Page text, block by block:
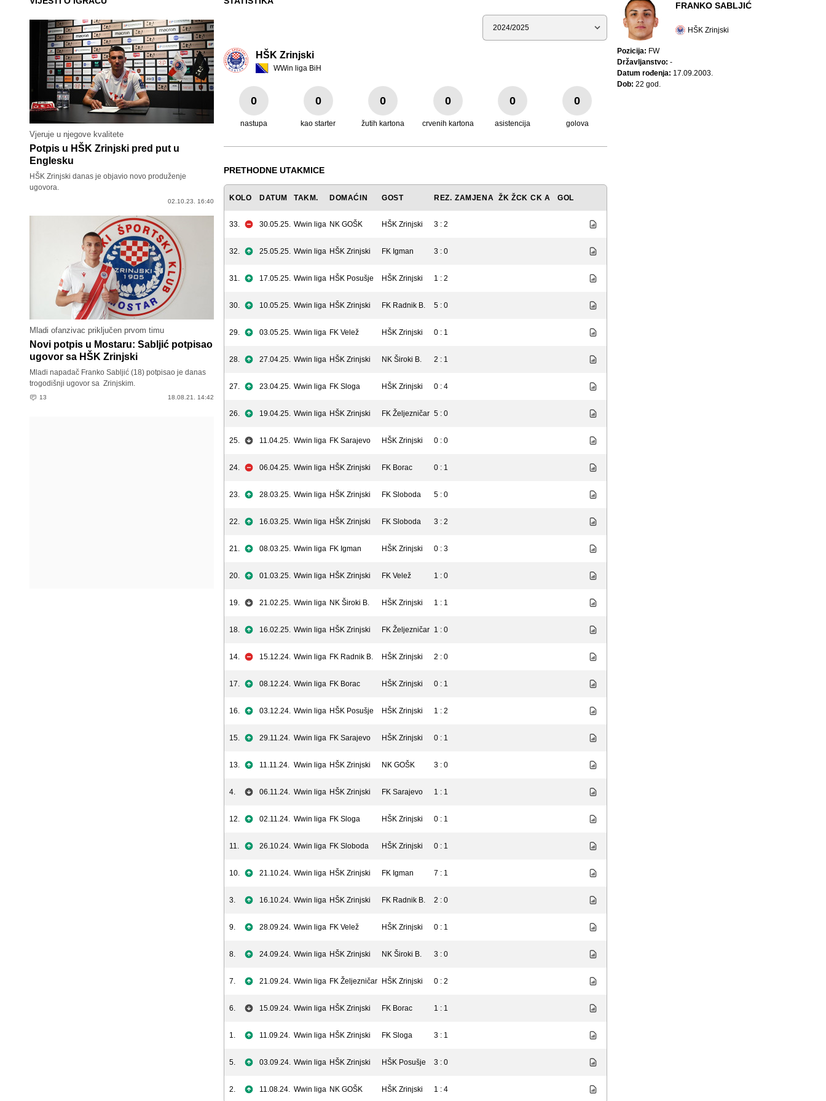
Vjeruje u njegove kvalitete
Potpis u HŠK Zrinjski pred put u
Englesku
HŠK Zrinjski danas je objavio novo produženje
ugovora.
02.10.23. 16:40
Mladi ofanzivac priključen prvom timu
Novi potpis u Mostaru: Sabljić potpisao
ugovor sa HŠK Zrinjski
Mladi napadač Franko Sabljić (18) potpisao je danas
trogodišnji ugovor sa Zrinjskim.
13 18.08.21. 14:42
Sezona
HŠK Zrinjski
WWin liga BiH
0
nastupa
0
kao starter
0
žutih kartona
0
crvenih kartona
0
asistencija
0
golova
PRETHODNE UTAKMICE
KOLO DATUM TAKM. DOMAĆIN GOST REZ. ZAMJENA ŽK ŽCK CK A GOL
33. 30.05.25. Wwin liga NK GOŠK HŠK Zrinjski 3 : 2
32. 25.05.25. Wwin liga HŠK Zrinjski FK Igman 3 : 0
31. 17.05.25. Wwin liga HŠK Posušje HŠK Zrinjski 1 : 2
30. 10.05.25. Wwin liga HŠK Zrinjski FK Radnik B. 5 : 0
29. 03.05.25. Wwin liga FK Velež HŠK Zrinjski 0 : 1
28. 27.04.25. Wwin liga HŠK Zrinjski NK Široki B. 2 : 1
27. 23.04.25. Wwin liga FK Sloga HŠK Zrinjski 0 : 4
26. 19.04.25. Wwin liga HŠK Zrinjski FK Željezničar 5 : 0
25. 11.04.25. Wwin liga FK Sarajevo HŠK Zrinjski 0 : 0
24. 06.04.25. Wwin liga HŠK Zrinjski FK Borac 0 : 1
23. 28.03.25. Wwin liga HŠK Zrinjski FK Sloboda 5 : 0
22. 16.03.25. Wwin liga HŠK Zrinjski FK Sloboda 3 : 2
21. 08.03.25. Wwin liga FK Igman HŠK Zrinjski 0 : 3
20. 01.03.25. Wwin liga HŠK Zrinjski FK Velež 1 : 0
19. 21.02.25. Wwin liga NK Široki B. HŠK Zrinjski 1 : 1
18. 16.02.25. Wwin liga HŠK Zrinjski FK Željezničar 1 : 0
14. 15.12.24. Wwin liga FK Radnik B. HŠK Zrinjski 2 : 0
17. 08.12.24. Wwin liga FK Borac HŠK Zrinjski 0 : 1
16. 03.12.24. Wwin liga HŠK Posušje HŠK Zrinjski 1 : 2
15. 29.11.24. Wwin liga FK Sarajevo HŠK Zrinjski 0 : 1
13. 11.11.24. Wwin liga HŠK Zrinjski NK GOŠK 3 : 0
4. 06.11.24. Wwin liga HŠK Zrinjski FK Sarajevo 1 : 1
12. 02.11.24. Wwin liga FK Sloga HŠK Zrinjski 0 : 1
11. 26.10.24. Wwin liga FK Sloboda HŠK Zrinjski 0 : 1
10. 21.10.24. Wwin liga HŠK Zrinjski FK Igman 7 : 1
3. 16.10.24. Wwin liga HŠK Zrinjski FK Radnik B. 2 : 0
9. 28.09.24. Wwin liga FK Velež HŠK Zrinjski 0 : 1
8. 24.09.24. Wwin liga HŠK Zrinjski NK Široki B. 3 : 0
7. 21.09.24. Wwin liga FK Željezničar HŠK Zrinjski 0 : 2
6. 15.09.24. Wwin liga HŠK Zrinjski FK Borac 1 : 1
1. 11.09.24. Wwin liga HŠK Zrinjski FK Sloga 3 : 1
5. 03.09.24. Wwin liga HŠK Zrinjski HŠK Posušje 3 : 0
2. 11.08.24. Wwin liga NK GOŠK HŠK Zrinjski 1 : 4
FRANKO SABLJIĆ
HŠK Zrinjski
Pozicija: FW
Državljanstvo: -
Datum rođenja: 17.09.2003.
Dob: 22 god.